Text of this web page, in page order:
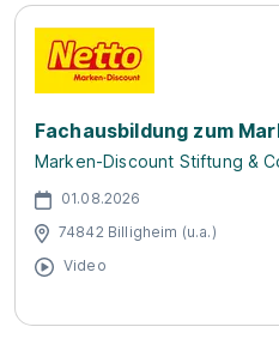
Fachausbildung zum
Marken-Discount Stiftung &
01.08.2026
74842 Billigheim (u.a.)
Video